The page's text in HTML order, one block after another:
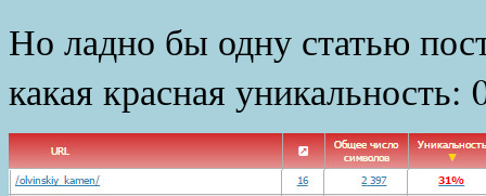
Но ладно бы одну статью
какая красная